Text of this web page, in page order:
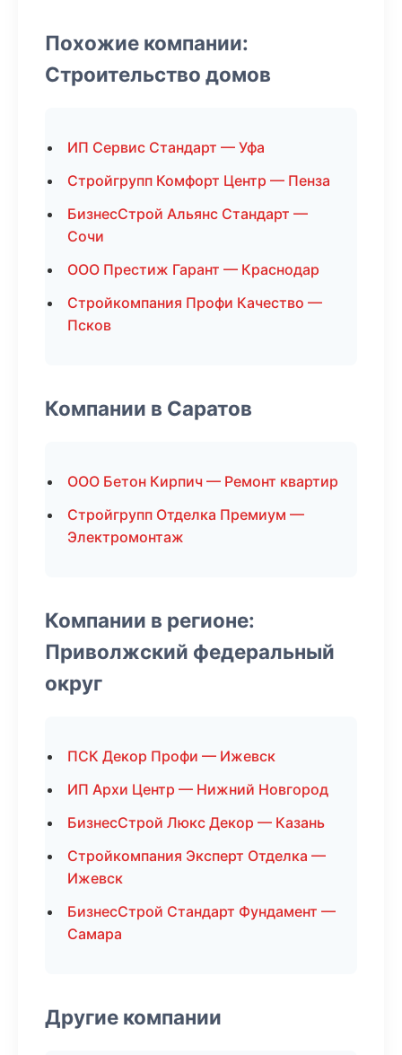
Похожие компании:
Строительство домов
ИП Сервис Стандарт — Уфа
Стройгрупп Комфорт Центр — Пенза
БизнесСтрой Альянс Стандарт —
Сочи
ООО Престиж Гарант — Краснодар
Стройкомпания Профи Качество —
Псков
Компании в Саратов
ООО Бетон Кирпич — Ремонт квартир
Стройгрупп Отделка Премиум —
Электромонтаж
Компании в регионе:
Приволжский федеральный
округ
ПСК Декор Профи — Ижевск
ИП Архи Центр — Нижний Новгород
БизнесСтрой Люкс Декор — Казань
Стройкомпания Эксперт Отделка —
Ижевск
БизнесСтрой Стандарт Фундамент —
Самара
Другие компании